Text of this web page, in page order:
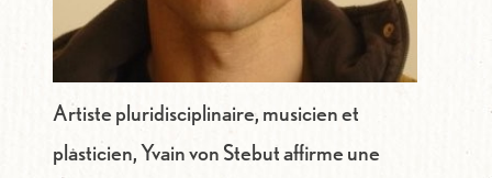
Artiste pluridisciplinaire, musicien et
plasticien, Yvain von Stebut affirme une